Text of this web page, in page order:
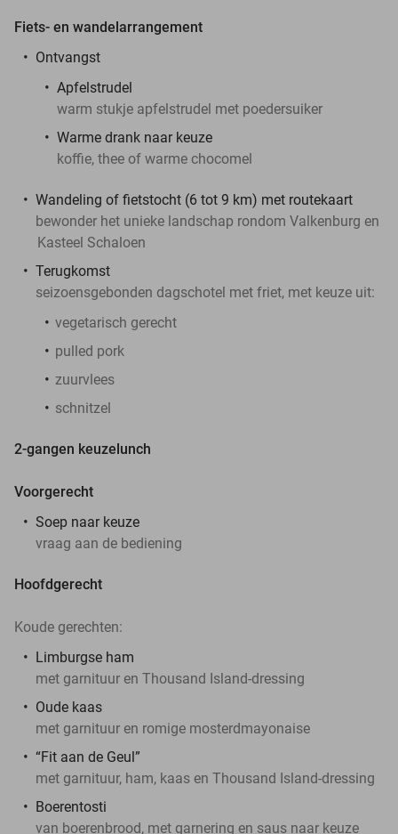
Fiets- en wandelarrangement
Ontvangst
Apfelstrudel
warm stukje apfelstrudel met poedersuiker
Warme drank naar keuze
koffie, thee of warme chocomel
Wandeling of fietstocht (6 tot 9 km) met routekaart
bewonder het unieke landschap rondom Valkenburg en
Kasteel Schaloen
Terugkomst
seizoensgebonden dagschotel met friet, met keuze uit:
vegetarisch gerecht
pulled pork
zuurvlees
schnitzel
2-gangen keuzelunch
Voorgerecht
Soep naar keuze
vraag aan de bediening
Hoofdgerecht
Koude gerechten:
Limburgse ham
met garnituur en Thousand Island-dressing
Oude kaas
met garnituur en romige mosterdmayonaise
“Fit aan de Geul”
met garnituur, ham, kaas en Thousand Island-dressing
Boerentosti
van boerenbrood, met garnering en saus naar keuze